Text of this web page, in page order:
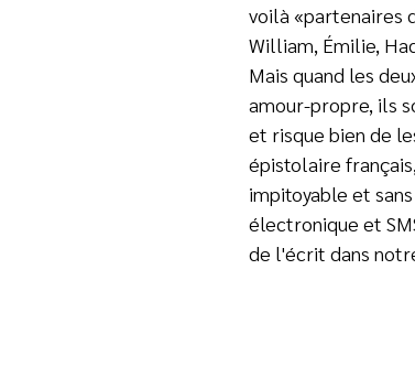
voilà «partenaires
William, Émilie,
Mais quand les
amour-propre, ils
et risque bien de
épistolaire
impitoyable et
électronique et
de l'écrit dans